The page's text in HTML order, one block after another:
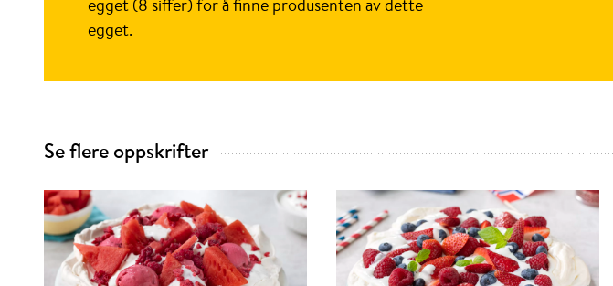
egget (8 siffer) for å finne produsenten av dette
egget.
Se flere oppskrifter